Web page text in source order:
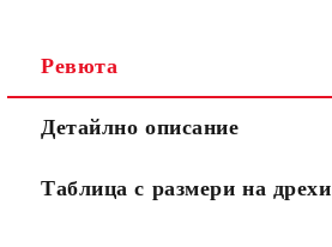
Ревюта
Детайлно описание
Таблица с размери на дрехи